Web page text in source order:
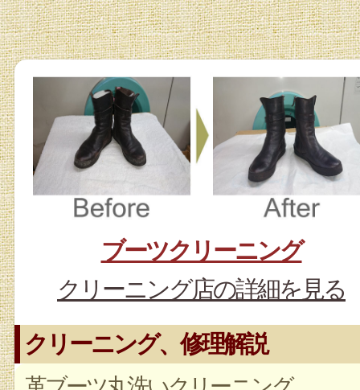
ブーツクリーニング
クリーニング店の詳細を見る
クリーニング、修理解説